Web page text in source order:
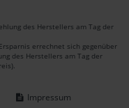
des Herstellers am Tag der
errechnet sich gegenüber
des Herstellers am Tag der
Impressum